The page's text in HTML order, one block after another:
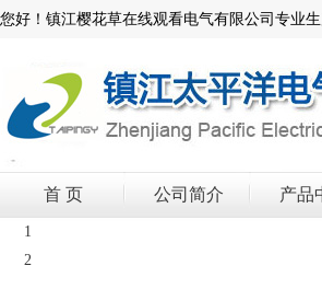
您好！镇江樱花草在线观看电气有限公司专业
首 页 公司简介 产品
1
2